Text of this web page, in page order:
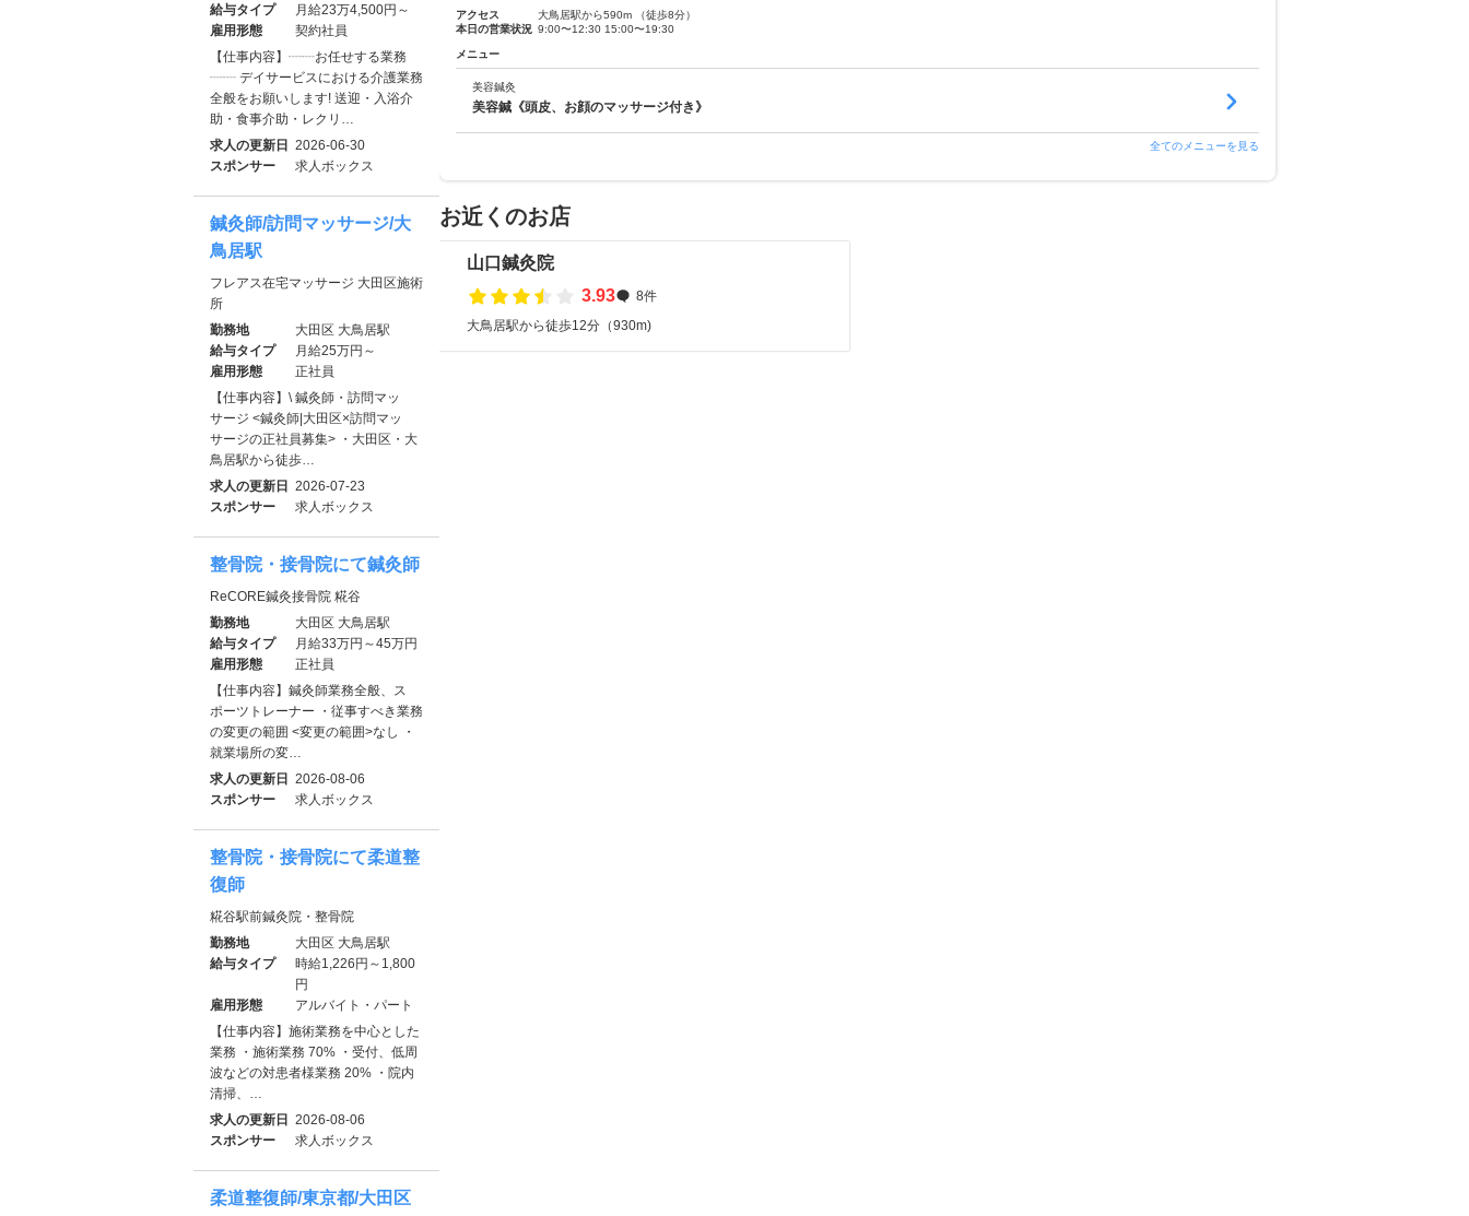
アクセス
大鳥居駅から590m （徒歩8分）
本日の営業状況 9:00〜12:30 15:00〜19:30
メニュー
美容鍼灸
美容鍼《頭皮、お顔のマッサージ付き》
全てのメニューを見る
お近くのお店
山口鍼灸院
3.93
8件
大鳥居駅から徒歩12分（930m)
給与タイプ
月給23万4,500円～
雇用形態
契約社員
【仕事内容】┈┈お任せする業務
┈┈ デイサービスにおける介護業務
全般をお願いします! 送迎・入浴介
助・食事介助・レクリ…
求人の更新日 2026-06-30
スポンサー
求人ボックス
鍼灸師/訪問マッサージ/大
鳥居駅
フレアス在宅マッサージ 大田区施術
所
勤務地
大田区 大鳥居駅
給与タイプ
月給25万円～
雇用形態
正社員
【仕事内容】\ 鍼灸師・訪問マッ
サージ <鍼灸師|大田区×訪問マッ
サージの正社員募集> ・大田区・大
鳥居駅から徒歩…
求人の更新日 2026-07-23
スポンサー
求人ボックス
整骨院・接骨院にて鍼灸師
ReCORE鍼灸接骨院 糀谷
勤務地
大田区 大鳥居駅
給与タイプ
月給33万円～45万円
雇用形態
正社員
【仕事内容】鍼灸師業務全般、ス
ポーツトレーナー ・従事すべき業務
の変更の範囲 <変更の範囲>なし ・
就業場所の変…
求人の更新日 2026-08-06
スポンサー
求人ボックス
整骨院・接骨院にて柔道整
復師
糀谷駅前鍼灸院・整骨院
勤務地
大田区 大鳥居駅
給与タイプ
時給1,226円～1,800
円
雇用形態
アルバイト・パート
【仕事内容】施術業務を中心とした
業務 ・施術業務 70% ・受付、低周
波などの対患者様業務 20% ・院内
清掃、…
求人の更新日 2026-08-06
スポンサー
求人ボックス
柔道整復師/東京都/大田区